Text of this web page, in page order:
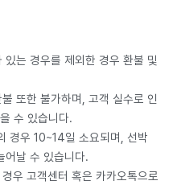
는 경우를 제외한 경우 환불 및
또한 불가하며, 고객 실수로 인
수 있습니다.
경우 10~14일 소요되며, 선박
어날 수 있습니다.
우 고객센터 혹은 카카오톡으로